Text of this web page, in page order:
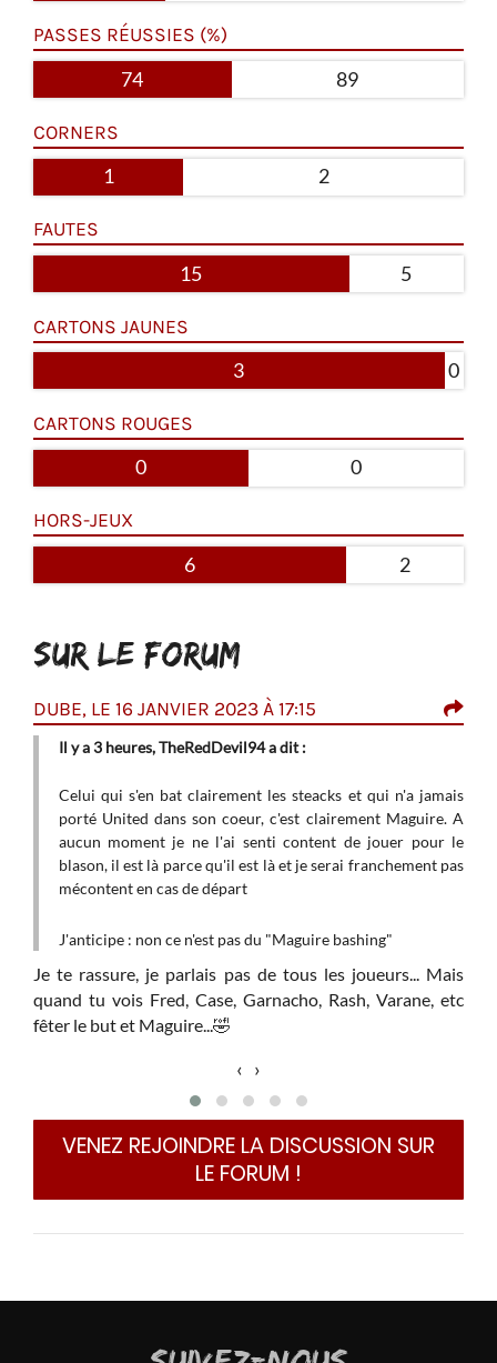
PASSES RÉUSSIES (%)
74 89
CORNERS
1 2
FAUTES
15 5
CARTONS JAUNES
3 0
CARTONS ROUGES
0 0
HORS-JEUX
6 2
SUR LE FORUM
DUBE, LE 16 JANVIER 2023 À 17:15
Il y a 3 heures, TheRedDevil94 a dit :
Celui qui s'en bat clairement les steacks et qui n'a jamais
porté United dans son coeur, c'est clairement Maguire. A
aucun moment je ne l'ai senti content de jouer pour le
blason, il est là parce qu'il est là et je serai franchement pas
mécontent en cas de départ
J'anticipe : non ce n'est pas du "Maguire bashing"
Je te rassure, je parlais pas de tous les joueurs... Mais
quand tu vois Fred, Case, Garnacho, Rash, Varane, etc
fêter le but et Maguire... 🤣
‹ ›
VENEZ REJOINDRE LA DISCUSSION SUR
LE FORUM !